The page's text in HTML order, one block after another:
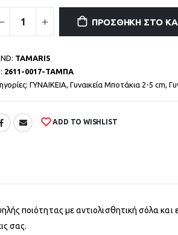
ΠΡΟΣΘΉΚΗ ΣΤΟ
TAMARIS
2611-0017-ΤΑΜΠΑ
ΓΥΝΑΙΚΕΙΑ, Γυναικεία Μποτάκια 2-5 cm,
ADD TO WISHLIST
ποιότητας με αντιολισθητική σόλα και
σας.